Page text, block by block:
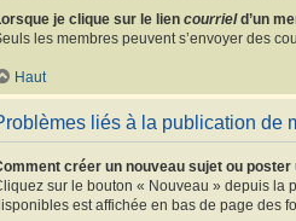
je clique sur le lien courrield’un
les membres peuvent s’envoyer des
Haut
liés à la publication de
créer un nouveau sujet ou poster
sur le bouton « Nouveau » depuis la
est affichée en bas de page des